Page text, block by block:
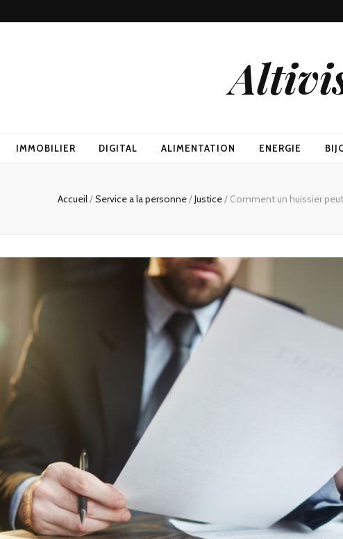
IMMOBILIER DIGITAL ALIMENTATION ENERGIE
Accueil/Service a la personne/Justice/ Comment un huissier